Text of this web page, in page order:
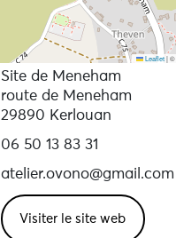
Leaflet |©
Site de Meneham
route de Meneham
29890 Kerlouan
06 50 13 83 31
atelier.ovono@gmail.com
Visiter le site web